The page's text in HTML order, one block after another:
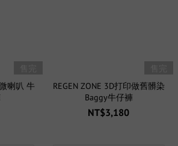
喇叭 牛
REGEN ZONE 3D打印做舊髒染
Baggy牛仔褲
NT$3,180